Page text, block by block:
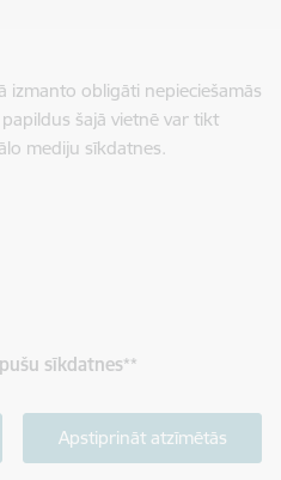
izmanto obligāti nepieciešamās
šajā vietnē var tikt
mediju sīkdatnes.
sīkdatnes**
Apstiprināt atzīmētās